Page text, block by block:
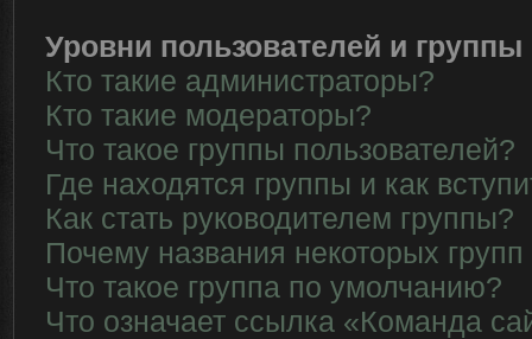
Уровни пользователей и группы
Кто такие администраторы?
Кто такие модераторы?
Что такое группы пользователей?
Где находятся группы и как
Как стать руководителем группы?
Почему названия некоторых
Что такое группа по умолчанию?
Что означает ссылка «Команда